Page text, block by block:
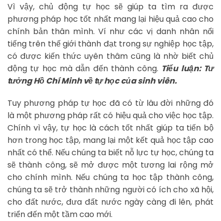
Vì vậy, chủ động tự học sẽ giúp ta tìm ra được
phương pháp học tốt nhất mang lại hiệu quả cao cho
chính bản thân mình. Ví như các vị danh nhân nổi
tiếng trên thế giới thành đạt trong sự nghiệp học tập,
có được kiến thức uyên thâm cũng là nhờ biết chủ
động tự học mà dẫn đến thành công. Tiểu luận: Tư
tưởng Hồ Chí Minh về tự học của sinh viên.
Tuy phương pháp tự học đã có từ lâu đời những đó
là một phương pháp rất có hiệu quả cho việc học tập.
Chính vì vậy, tự học là cách tốt nhất giúp ta tiến bộ
hơn trong học tập, mang lại một kết quả học tập cao
nhất có thể. Nếu chúng ta biết nỗ lực tự học, chúng ta
sẽ thành công, sẽ mở được một tương lai rộng mở
cho chính mình. Nếu chúng ta học tập thành công,
chúng ta sẽ trở thành những người có ích cho xã hội,
cho đất nước, đưa đất nước ngày càng đi lên, phát
triển đến một tầm cao mới.